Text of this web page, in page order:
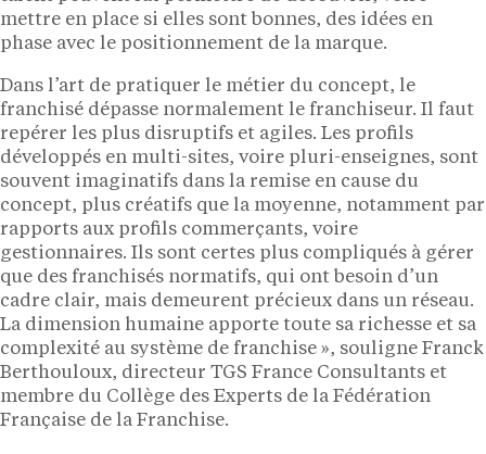
mettre en place si elles sont bonnes, des idées en
phase avec le positionnement de la marque.
Dans l’art de pratiquer le métier du concept, le
franchisé dépasse normalement le franchiseur. Il faut
repérer les plus disruptifs et agiles. Les profils
développés en multi-sites, voire pluri-enseignes, sont
souvent imaginatifs dans la remise en cause du
concept, plus créatifs que la moyenne, notamment par
rapports aux profils commerçants, voire
gestionnaires. Ils sont certes plus compliqués à gérer
que des franchisés normatifs, qui ont besoin d’un
cadre clair, mais demeurent précieux dans un réseau.
La dimension humaine apporte toute sa richesse et sa
complexité au système de franchise », souligne Franck
Berthouloux, directeur TGS France Consultants et
membre du Collège des Experts de la Fédération
Française de la Franchise.